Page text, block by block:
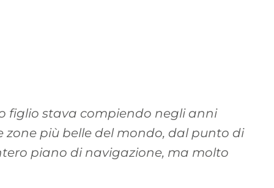
figlio stava compiendo negli anni
zone più belle del mondo, dal punto di
piano di navigazione, ma molto